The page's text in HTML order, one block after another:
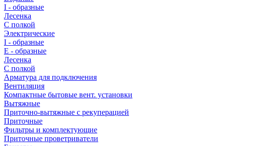
I - образные
Лесенка
С полкой
Электрические
I - образные
E - образные
Лесенка
С полкой
Арматура для подключения
Вентиляция
Компактные бытовые вент. установки
Вытяжные
Приточно-вытяжные с рекуперацией
Приточные
Фильтры и комплектующие
Приточные проветриватели